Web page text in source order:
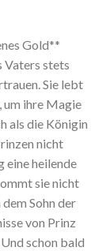
Gold**
Vaters stets
Sie lebt
um ihre Magie
als die Königin
nicht
eine heilende
sie nicht
Sohn der
von Prinz
schon bald